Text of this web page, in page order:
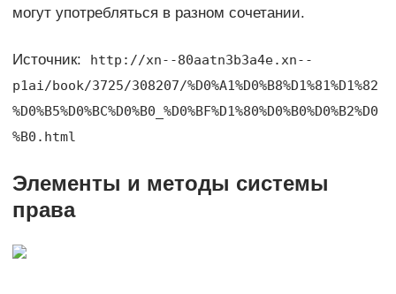
могут употребляться в разном сочетании.
Источник:
http://xn--80aatn3b3a4e.xn--
p1ai/book/3725/308207/%D0%A1%D0%B8%D1%81%D1%82
%D0%B5%D0%BC%D0%B0_%D0%BF%D1%80%D0%B0%D0%B2%D0
%B0.html
Элементы и методы системы
права